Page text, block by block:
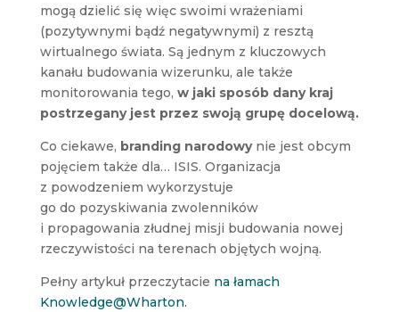
mogą dzielić się więc swoimi wrażeniami
(pozytywnymi bądź negatywnymi) z resztą
wirtualnego świata. Są jednym z kluczowych
kanału budowania wizerunku, ale także
monitorowania tego, w jaki sposób dany kraj
postrzegany jest przez swoją grupę docelową.
Co ciekawe, branding narodowynie jest obcym
pojęciem także dla… ISIS. Organizacja
z powodzeniem wykorzystuje
go do pozyskiwania zwolenników
i propagowania złudnej misji budowania nowej
rzeczywistości na terenach objętych wojną.
Pełny artykuł przeczytacie na łamach
Knowledge@Wharton.